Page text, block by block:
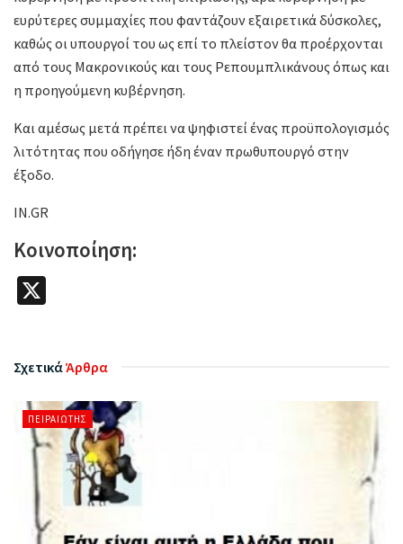
ευρύτερες συμμαχίες που φαντάζουν εξαιρετικά δύσκολες,
καθώς οι υπουργοί του ως επί το πλείστον θα προέρχονται
από τους Μακρονικούς και τους Ρεπουμπλικάνους όπως και
η προηγούμενη κυβέρνηση.
Και αμέσως μετά πρέπει να ψηφιστεί ένας προϋπολογισμός
λιτότητας που οδήγησε ήδη έναν πρωθυπουργό στην
έξοδο.
IN.GR
Κοινοποίηση:
ΣχετικάΆρθρα
ΠΕΙΡΑΙΏΤΗΣ